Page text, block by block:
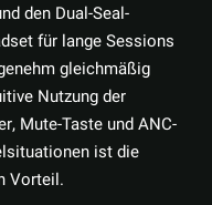
den Dual-Seal-
für lange Sessions
gleichmäßig
Nutzung der
Mute-Taste und ANC-
ist die
Vorteil.